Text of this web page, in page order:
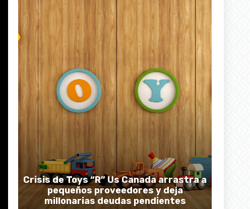
Crisis de Toys “R” Us Canada arrastra a
pequeños proveedores y deja
millonarias deudas pendientes